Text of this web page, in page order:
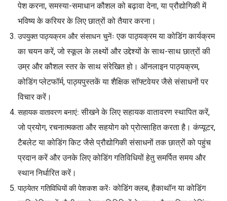
पेश करना, समस्या-समाधान कौशल को बढ़ावा देना, या प्रौद्योगिकी में
भविष्य के करियर के लिए छात्रों को तैयार करना।
उपयुक्त पाठ्यक्रम और संसाधन चुनेंः एक पाठ्यक्रम या कोडिंग कार्यक्रम
का चयन करें, जो स्कूल के लक्ष्यों और उद्देश्यों के साथ-साथ छात्रों की
उम्र और कौशल स्तर के साथ संरेखित हो। ऑनलाइन पाठ्यक्रम,
कोडिंग प्लेटफॉर्म, पाठ्यपुस्तकें या शैक्षिक सॉफ्टवेयर जैसे संसाधनों पर
विचार करें।
सहायक वातावरण बनाएं: सीखने के लिए सहायक वातावरण स्थापित करें,
जो प्रयोग, रचनात्मकता और सहयोग को प्रोत्साहित करता है। कंप्यूटर,
टैबलेट या कोडिंग किट जैसे प्रौद्योगिकी संसाधनों तक छात्रों को पहुंच
प्रदान करें और उनके लिए कोडिंग गतिविधियों हेतु समर्पित समय और
स्थान निर्धारित करें।
पाठ्येतर गतिविधियों की पेशकश करेंः कोडिंग क्लब, हैकाथॉन या कोडिंग